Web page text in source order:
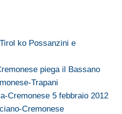
ko Possanzini e
piega il Bassano
Trapani
Cremonese 5 febbraio 2012
Cremonese